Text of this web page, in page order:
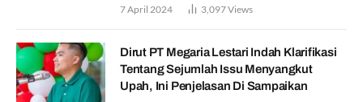
7 April 2024 3,097Views
Dirut PT Megaria Lestari Indah Klarifikasi
Tentang Sejumlah Issu Menyangkut
Upah, Ini Penjelasan Di Sampaikan